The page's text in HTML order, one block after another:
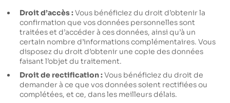
Droit d’accès :Vous bénéficiez du droit d’obtenir la
confirmation que vos données personnelles sont
traitées et d’accéder à ces données, ainsi qu’à un
certain nombre d’informations complémentaires. Vous
disposez du droit d’obtenir une copie des données
faisant l’objet du traitement.
Droit de rectification :Vous bénéficiez du droit de
demander à ce que vos données soient rectifiées ou
complétées, et ce, dans les meilleurs délais.